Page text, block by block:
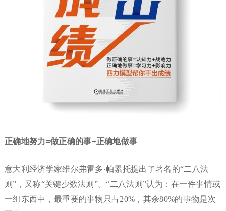
正确地努力=做正确的事+正确地做事
意大利经济学家维尔弗雷多·帕累托提出了著名的“二八法
则”，又称“关键少数法则”。“二八法则”认为：在一件事情或
一组东西中，最重要的事物只占20%，其余80%的事物是次